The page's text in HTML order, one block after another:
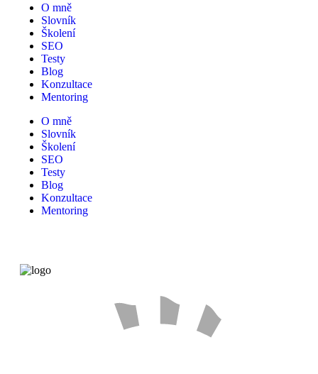
O mně
Slovník
Školení
SEO
Testy
Blog
Konzultace
Mentoring
O mně
Slovník
Školení
SEO
Testy
Blog
Konzultace
Mentoring